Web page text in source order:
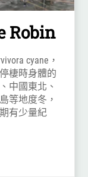
Robin
cyane，
棲時身體的
中國東北、
等地度冬，
有少量紀